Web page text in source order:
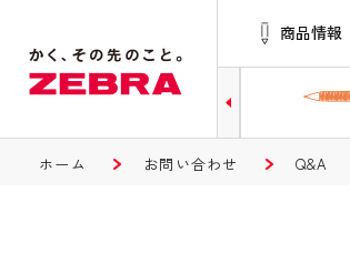
商品情報
ホーム お問い合わせ Q&A